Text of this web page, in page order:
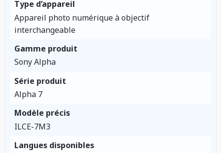
Type d’appareil
Appareil photo numérique à objectif
interchangeable
Gamme produit
Sony Alpha
Série produit
Alpha 7
Modèle précis
ILCE-7M3
Langues disponibles